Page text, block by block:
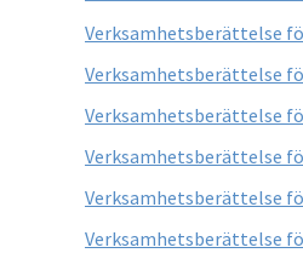
Verksamhetsberättelse
Verksamhetsberättelse
Verksamhetsberättelse
Verksamhetsberättelse
Verksamhetsberättelse
Verksamhetsberättelse